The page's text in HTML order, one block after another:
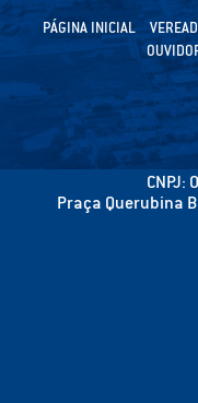
PÁGINA INICIAL
Praça Querubina